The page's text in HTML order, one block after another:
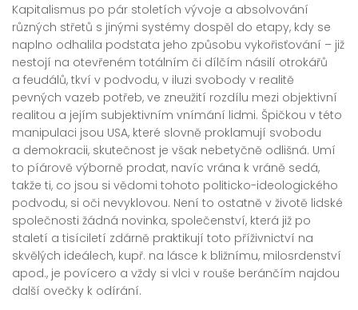
Kapitalismus po pár stoletích vývoje a absolvování
různých střetů s jinými systémy dospěl do etapy, kdy se
naplno odhalila podstata jeho způsobu vykořisťování – již
nestojí na otevřeném totálním či dílčím násilí otrokářů
a feudálů, tkví v podvodu, v iluzi svobody v realitě
pevných vazeb potřeb, ve zneužití rozdílu mezi objektivní
realitou a jejím subjektivním vnímání lidmi. Špičkou v této
manipulaci jsou USA, které slovně proklamují svobodu
a demokracii, skutečnost je však nebetyčně odlišná. Umí
to píárově výborně prodat, navíc vrána k vráně sedá,
takže ti, co jsou si vědomi tohoto politicko-ideologického
podvodu, si oči nevyklovou. Není to ostatně v životě lidské
společnosti žádná novinka, společenství, která již po
staletí a tisíciletí zdárně praktikují toto příživnictví na
skvělých ideálech, kupř. na lásce k bližnímu, milosrdenství
apod., je povícero a vždy si vlci v rouše beránčím najdou
další ovečky k odírání.